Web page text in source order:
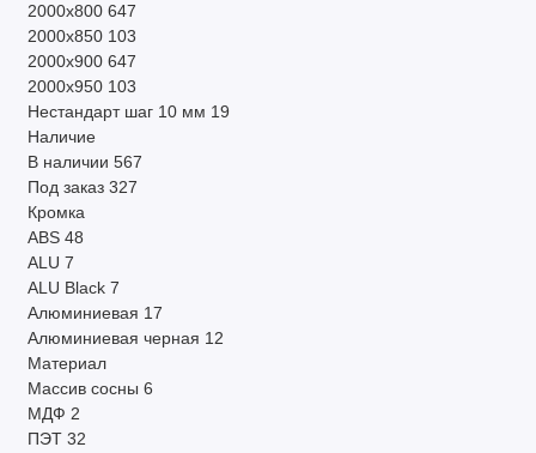
2000х800 647
2000х850 103
2000х900 647
2000х950 103
Нестандарт шаг 10 мм 19
Наличие
В наличии 567
Под заказ 327
Кромка
ABS 48
ALU 7
ALU Black 7
Алюминиевая 17
Алюминиевая черная 12
Материал
Массив сосны 6
МДФ 2
ПЭТ 32